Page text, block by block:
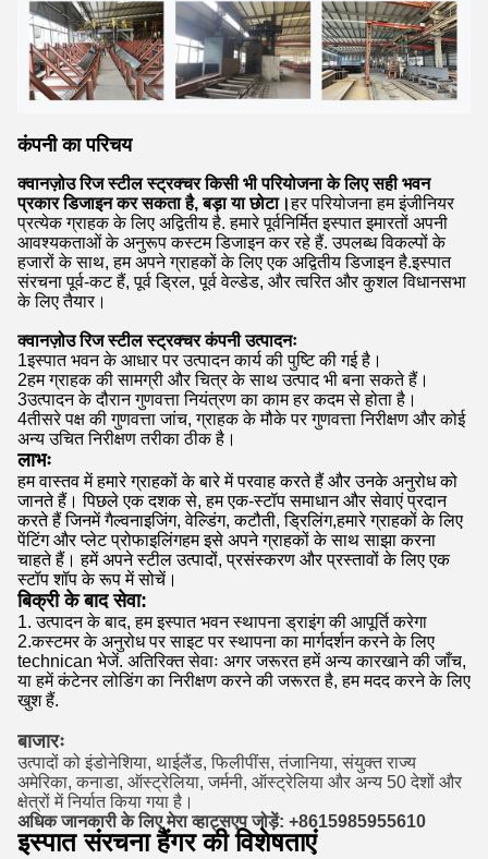
कंपनी का परिचय
क्वानज़ोउ रिज स्टील स्ट्रक्चर किसी भी परियोजना के लिए सही भवन
प्रकार डिजाइन कर सकता है, बड़ा या छोटा।हर परियोजना हम इंजीनियर
प्रत्येक ग्राहक के लिए अद्वितीय है. हमारे पूर्वनिर्मित इस्पात इमारतों अपनी
आवश्यकताओं के अनुरूप कस्टम डिजाइन कर रहे हैं. उपलब्ध विकल्पों के
हजारों के साथ, हम अपने ग्राहकों के लिए एक अद्वितीय डिजाइन है.इस्पात
संरचना पूर्व-कट हैं, पूर्व ड्रिल, पूर्व वेल्डेड, और त्वरित और कुशल विधानसभा
के लिए तैयार।
क्वानज़ोउ रिज स्टील स्ट्रक्चर कंपनी उत्पादनः
1इस्पात भवन के आधार पर उत्पादन कार्य की पुष्टि की गई है।
2हम ग्राहक की सामग्री और चित्र के साथ उत्पाद भी बना सकते हैं।
3उत्पादन के दौरान गुणवत्ता नियंत्रण का काम हर कदम से होता है।
4तीसरे पक्ष की गुणवत्ता जांच, ग्राहक के मौके पर गुणवत्ता निरीक्षण और कोई
अन्य उचित निरीक्षण तरीका ठीक है।
लाभः
हम वास्तव में हमारे ग्राहकों के बारे में परवाह करते हैं और उनके अनुरोध को
जानते हैं। पिछले एक दशक से, हम एक-स्टॉप समाधान और सेवाएं प्रदान
करते हैं जिनमें गैल्वनाइजिंग, वेल्डिंग, कटौती, ड्रिलिंग,हमारे ग्राहकों के लिए
पेंटिंग और प्लेट प्रोफाइलिंगहम इसे अपने ग्राहकों के साथ साझा करना
चाहते हैं। हमें अपने स्टील उत्पादों, प्रसंस्करण और प्रस्तावों के लिए एक
स्टॉप शॉप के रूप में सोचें।
बिक्री के बाद सेवा:
1. उत्पादन के बाद, हम इस्पात भवन स्थापना ड्राइंग की आपूर्ति करेगा
2.कस्टमर के अनुरोध पर साइट पर स्थापना का मार्गदर्शन करने के लिए
technican भेजें. अतिरिक्त सेवाः अगर जरूरत हमें अन्य कारखाने की जाँच,
या हमें कंटेनर लोडिंग का निरीक्षण करने की जरूरत है, हम मदद करने के लिए
खुश हैं.
बाजारः
उत्पादों को इंडोनेशिया, थाईलैंड, फिलीपींस, तंजानिया, संयुक्त राज्य
अमेरिका, कनाडा, ऑस्ट्रेलिया, जर्मनी, ऑस्ट्रेलिया और अन्य 50 देशों और
क्षेत्रों में निर्यात किया गया है।
अधिक जानकारी के लिए मेरा व्हाट्सएप जोड़ें: +8615985955610
इस्पात संरचना हैंगर की विशेषताएं